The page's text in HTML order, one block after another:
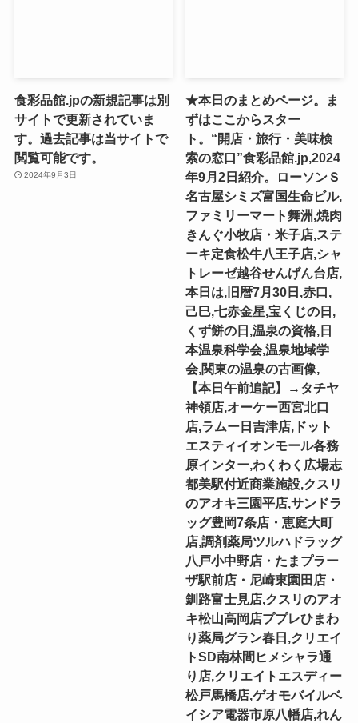
食彩品館.jpの新規記事は別
サイトで更新されていま
す。過去記事は当サイトで
閲覧可能です。
2024年9月3日
★本日のまとめページ。ま
ずはここからスター
ト。“開店・旅行・美味検
索の窓口”食彩品館.jp,2024
年9月2日紹介。ローソンＳ
名古屋シミズ富国生命ビル,
ファミリーマート舞洲,焼肉
きんぐ小牧店・米子店,ステ
ーキ定食松牛八王子店,シャ
トレーゼ越谷せんげん台店,
本日は,旧暦7月30日,赤口,
己巳,七赤金星,宝くじの日,
くず餅の日,温泉の資格,日
本温泉科学会,温泉地域学
会,関東の温泉の古画像,
【本日午前追記】→タチヤ
神領店,オーケー西宮北口
店,ラムー日吉津店,ドット
エスティイオンモール各務
原インター,わくわく広場志
都美駅付近商業施設,クスリ
のアオキ三園平店,サンドラ
ッグ豊岡7条店・恵庭大町
店,調剤薬局ツルハドラッグ
八戸小中野店・たまプラー
ザ駅前店・尼崎東園田店・
釧路富士見店,クスリのアオ
キ松山高岡店ププレひまわ
り薬局グラン春日,クリエイ
トSD南林間ヒメシャラ通
り店,クリエイトエスディー
松戸馬橋店,ゲオモバイルベ
イシア電器市原八幡店,れん